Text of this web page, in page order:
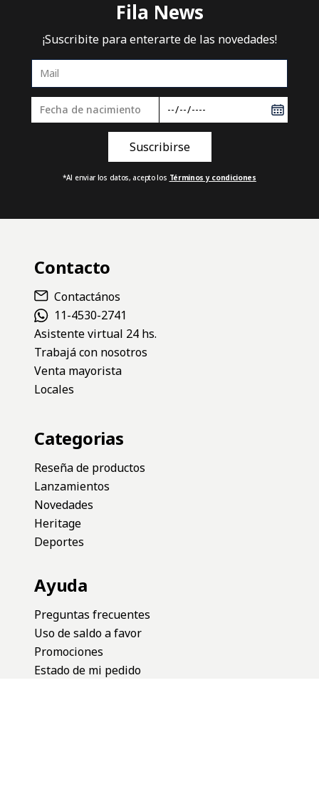
OFF
PANTALON MUJER FILA EMBRODERIE
DETAIL
PANTALON MUJER
CONFORT ESSENTIAL
Fila News
*Al enviar los datos, acepto los
Contacto
Contactános
11-4530-2741
Asistente virtual 24 hs.
Venta mayorista
Categorias
Reseña de productos